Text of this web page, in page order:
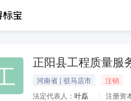
正阳县工程质量服
河南省 | 驻马店市
注销
法定代表人： 叶磊 注册资